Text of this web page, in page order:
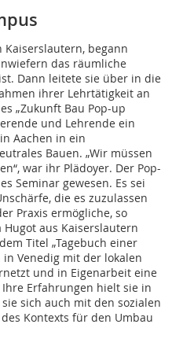
Kaiserslautern, begann
das räumliche
Dann leitete sie über in die
ihrer Lehrtätigkeit an
„Zukunft Bau Pop-up
und Lehrende ein
Aachen in ein
Bauen. „Wir müssen
war ihr Plädoyer. Der Pop-
Seminar gewesen. Es sei
die es zuzulassen
Praxis ermögliche, so
aus Kaiserslautern
Titel „Tagebuch einer
in Venedig mit der lokalen
und in Eigenarbeit eine
Erfahrungen hielt sie in
sich auch mit den sozialen
Kontexts für den Umbau